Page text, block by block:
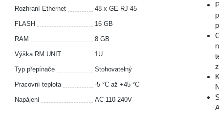
Rozhraní Ethernet 48 x GE RJ-45
FLASH 16 GB
RAM 8 GB
Výška RM UNIT 1U
Typ přepínače Stohovatelný
Pracovní teplota -5 °С až +45 °С
Napájení AC 110-240V